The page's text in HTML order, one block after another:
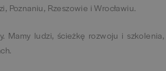
Poznaniu, Rzeszowie i Wrocławiu.
Mamy ludzi, ścieżkę rozwoju i